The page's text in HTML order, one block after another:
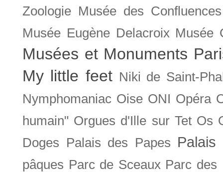
Zoologie Musée des Confluences
Musée Eugène Delacroix Musée
Musées et Monuments
My little feet Niki de Saint-
Nymphomaniac Oise ONI Opéra
humain" Orgues d'Ille sur Tet Os
Doges
Palais des Papes Palais
pâques Parc de Sceaux Parc des